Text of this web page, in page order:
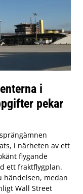
i
pekar
i närheten av ett
flygande
ett fraktflygplan.
händelsen, medan
Wall Street